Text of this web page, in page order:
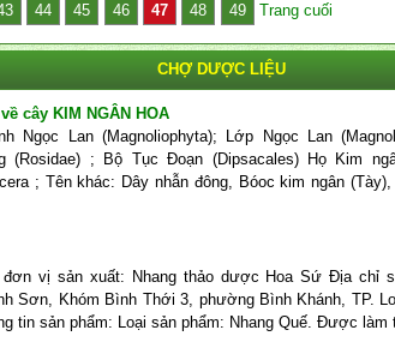
44 45 46 47 48 49 Trang cuối
CHỢ DƯỢC LIỆU
cây KIM NGÂN HOA
Ngọc Lan (Magnoliophyta); Lớp Ngọc Lan
(Rosidae) ; Bộ Tục Đoạn (Dipsacales) Họ Kim
; Tên khác: Dây nhẫn đông, Bóoc kim ngân
đơn vị sản xuất: Nhang thảo dược Hoa Sứ Địa chỉ
Sơn, Khóm Bình Thới 3, phường Bình Khánh, TP.
tin sản phẩm: Loại sản phẩm: Nhang Quế. Được làm